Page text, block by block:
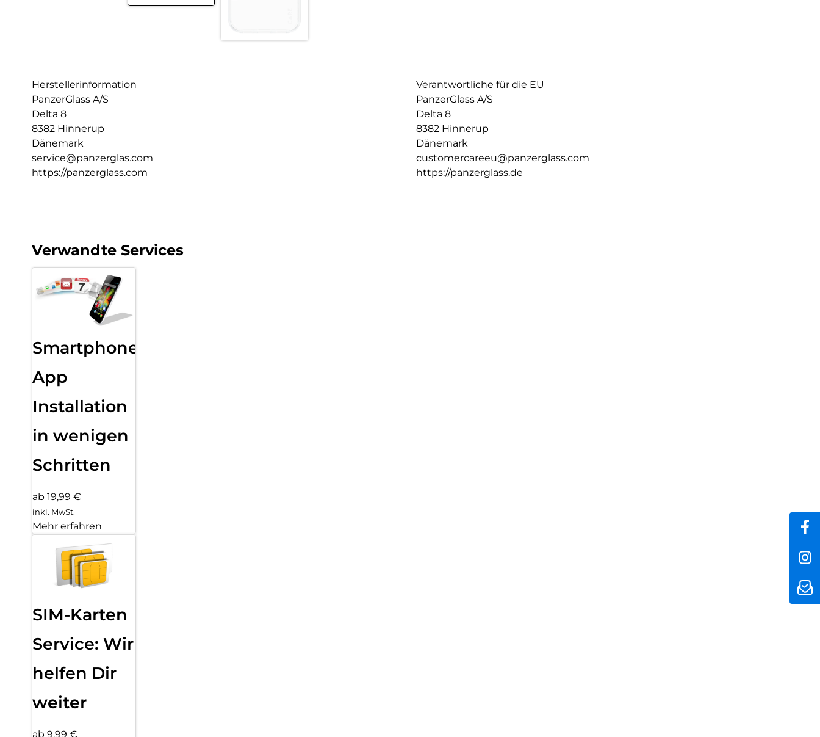
Herstellerinformation
PanzerGlass A/S
Delta 8
8382 Hinnerup
Dänemark
service@panzerglas.com
https://panzerglass.com
Verantwortliche für die EU
PanzerGlass A/S
Delta 8
8382 Hinnerup
Dänemark
customercareeu@panzerglass.com
https://panzerglass.de
Verwandte Services
Smartphone
App
Installation
in wenigen
Schritten
ab 19,99 €
inkl. MwSt.
Mehr erfahren
SIM-Karten
Service: Wir
helfen Dir
weiter
ab 9,99 €